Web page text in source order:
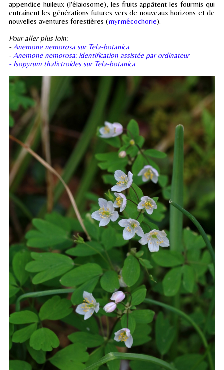
appendice huileux (l'élaiosome), les fruits appâtent les fourmis qui
entrainent les générations futures vers de nouveaux horizons et de
nouvelles aventures forestières (myrmécochorie).
Pour aller plus loin:
- Anemone nemorosa sur Tela-botanica
- Anemone nemorosa: identification assistée par ordinateur
- Isopyrum thalictroides sur Tela-botanica